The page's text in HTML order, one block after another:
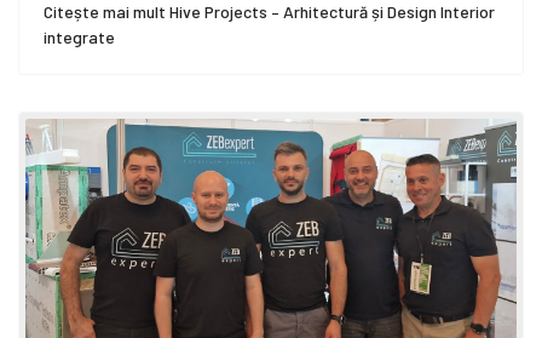
Citește mai mult Hive Projects – Arhitectură și Design Interior
integrate